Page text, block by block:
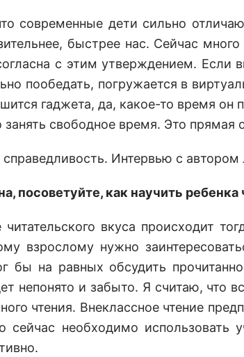
современные дети сильно
быстрее нас. Сейчас
с этим утверждением. Если
пообедать, погружается в
гаджета, да, какое-то время он
свободное время. Это прямая
посоветуйте, как научить ребенка
вкуса происходит
взрослому нужно
бы на равных обсудить
непонято и забыто. Я считаю, что
чтения. Внеклассное чтение
сейчас необходимо использовать